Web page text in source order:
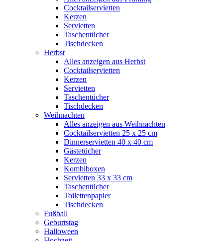
Cocktailservietten
Kerzen
Servietten
Taschentücher
Tischdecken
Herbst
Alles anzeigen aus Herbst
Cocktailservietten
Kerzen
Servietten
Taschentücher
Tischdecken
Weihnachten
Alles anzeigen aus Weihnachten
Cocktailservietten 25 x 25 cm
Dinnerservietten 40 x 40 cm
Gästetücher
Kerzen
Kombiboxen
Servietten 33 x 33 cm
Taschentücher
Toilettenpapier
Tischdecken
Fußball
Geburtstag
Halloween